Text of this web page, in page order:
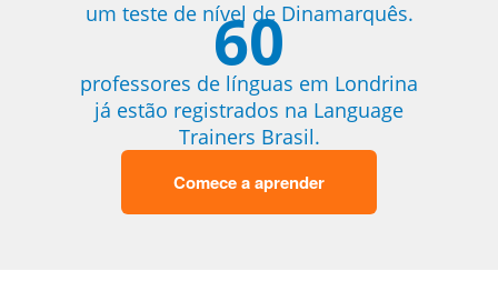
um teste de nível de Dinamarquês.
60
professores de línguas em Londrina
já estão registrados na Language
Trainers Brasil.
Comece a aprender